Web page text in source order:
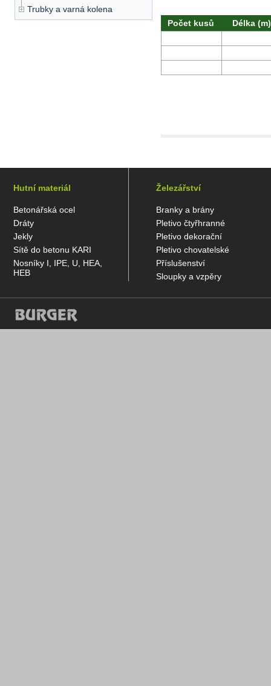
Trubky a varná kolena
Počet kusů Délka (m)
Hutní materiál
Betonářská ocel
Dráty
Jekly
Sítě do betonu KARI
Nosníky I, IPE, U, HEA,
HEB
Železářství
Branky a brány
Pletivo čtyřhranné
Pletivo dekorační
Pletivo chovatelské
Příslušenství
Sloupky a vzpěry